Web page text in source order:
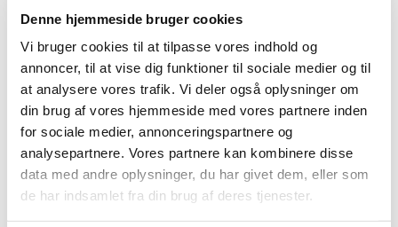
Denne hjemmeside bruger cookies
Vi bruger cookies til at tilpasse vores indhold og
annoncer, til at vise dig funktioner til sociale medier og til
at analysere vores trafik. Vi deler også oplysninger om
din brug af vores hjemmeside med vores partnere inden
for sociale medier, annonceringspartnere og
analysepartnere. Vores partnere kan kombinere disse
data med andre oplysninger, du har givet dem, eller som
de har indsamlet fra din brug af deres tjenester.
Sdr. Jernløse
Søren Jensen
Marianne Brandstrup Larsen
Mai-Britt Jensen
Søren Christiansen
Kirsten Toftegaard Larsen
Stedfortrædere:
Trine Høiberg
Johannes Lynge Larsen